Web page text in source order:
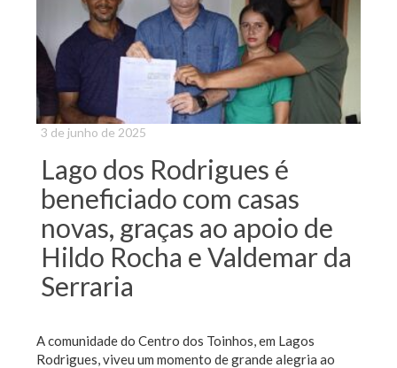
3 de junho de 2025
Lago dos Rodrigues é
beneficiado com casas
novas, graças ao apoio de
Hildo Rocha e Valdemar da
Serraria
A comunidade do Centro dos Toinhos, em Lagos
Rodrigues, viveu um momento de grande alegria ao